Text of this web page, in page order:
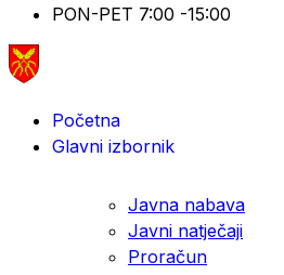
PON-PET 7:00 -15:00
Početna
Glavni izbornik
Javna nabava
Javni natječaji
Proračun